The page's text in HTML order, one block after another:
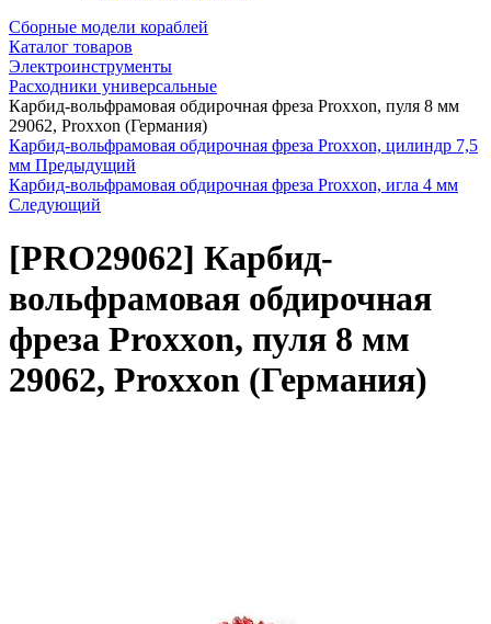
Сборные модели кораблей
Каталог товаров
Электроинструменты
Расходники универсальные
Карбид-вольфрамовая обдирочная фреза Proxxon, пуля 8 мм
29062, Proxxon (Германия)
Карбид-вольфрамовая обдирочная фреза Proxxon, цилиндр 7,5
мм Предыдущий
Карбид-вольфрамовая обдирочная фреза Proxxon, игла 4 мм
Следующий
[PRO29062] Карбид-
вольфрамовая обдирочная
фреза Proxxon, пуля 8 мм
29062, Proxxon (Германия)